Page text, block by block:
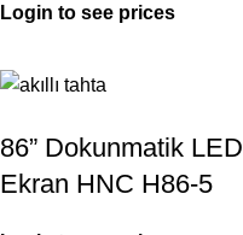
Login to see prices
86” Dokunmatik LED
Ekran HNC H86-5